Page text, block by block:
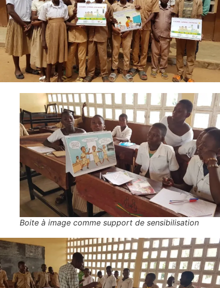
Boite à image comme support de sensibilisation